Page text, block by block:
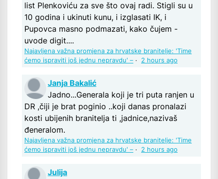
list Plenkoviću za sve što ovaj radi. Stigli su u
10 godina i ukinuti kunu, i izglasati IK, i
Pupovca masno podmazati, kako čujem -
uvode digit....
Najavljena važna promjena za hrvatske branitelje: 'Time
ćemo ispraviti još jednu nepravdu' – · 2 hours ago
Janja Bakalić
Jadno...Generala koji je tri puta ranjen u
DR ,čiji je brat poginio ..koji danas pronalazi
kosti ubijenih branitelja ti ,jadnice,nazivaš
đeneralom.
Najavljena važna promjena za hrvatske branitelje: 'Time
ćemo ispraviti još jednu nepravdu' – · 2 hours ago
Julija